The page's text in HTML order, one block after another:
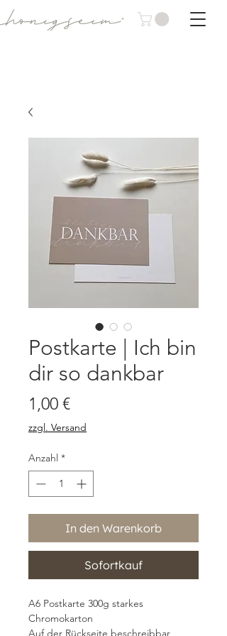
Postkarte | Ich bin
dir so dankbar
1,00 €Preis
zzgl. Versand
Anzahl *
In den Warenkorb
Sofortkauf
A6 Postkarte 300g starkes
Chromokarton
Auf der Rückseite beschreibbar